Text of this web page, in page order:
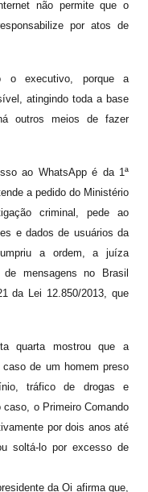
não permite que o
por atos de
o executivo, porque a
atingindo toda a base
outros meios de fazer
ao WhatsApp é da 1ª
a pedido do Ministério
criminal, pede ao
e dados de usuários da
a ordem, a juíza
mensagens no Brasil
da Lei 12.850/2013, que
quarta mostrou que a
de um homem preso
tráfico de drogas e
o Primeiro Comando
por dois anos até
soltá-lo por excesso de
da Oi afirma que,